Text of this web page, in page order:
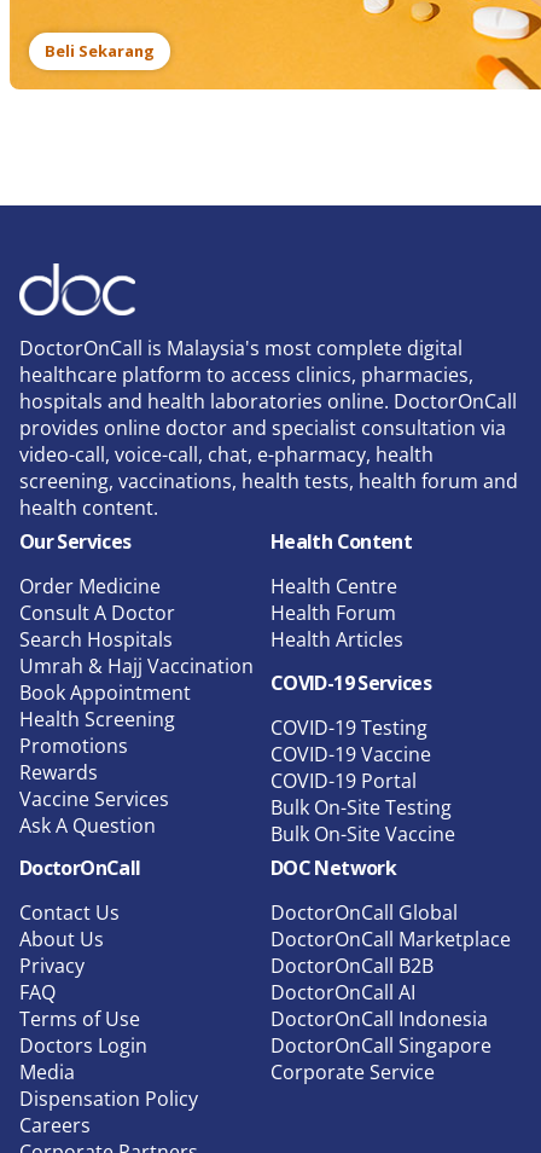
Beli Sekarang
DoctorOnCall is Malaysia's most complete digital
healthcare platform to access clinics, pharmacies,
hospitals and health laboratories online. DoctorOnCall
provides online doctor and specialist consultation via
video-call, voice-call, chat, e-pharmacy, health
screening, vaccinations, health tests, health forum and
health content.
Our Services
Order Medicine
Consult A Doctor
Search Hospitals
Umrah & Hajj Vaccination
Book Appointment
Health Screening
Promotions
Rewards
Vaccine Services
Ask A Question
Health Content
Health Centre
Health Forum
Health Articles
COVID-19 Services
COVID-19 Testing
COVID-19 Vaccine
COVID-19 Portal
Bulk On-Site Testing
Bulk On-Site Vaccine
DoctorOnCall
Contact Us
About Us
Privacy
FAQ
Terms of Use
Doctors Login
Media
Dispensation Policy
Careers
DOC Network
DoctorOnCall Global
DoctorOnCall Marketplace
DoctorOnCall B2B
DoctorOnCall AI
DoctorOnCall Indonesia
DoctorOnCall Singapore
Corporate Service